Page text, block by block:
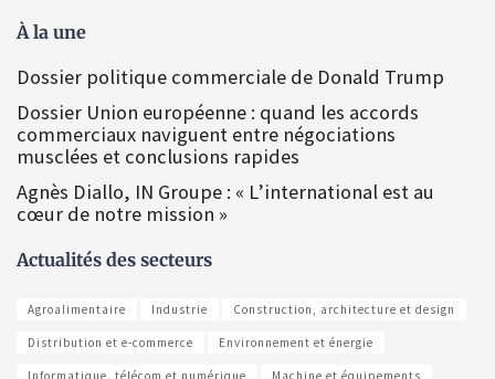
À la une
Dossier politique commerciale de Donald Trump
Dossier Union européenne : quand les accords
commerciaux naviguent entre négociations
musclées et conclusions rapides
Agnès Diallo, IN Groupe : « L’international est au
cœur de notre mission »
Actualités des secteurs
Agroalimentaire Industrie Construction, architecture et design
Distribution et e-commerce Environnement et énergie
Informatique, télécom et numérique Machine et équipements